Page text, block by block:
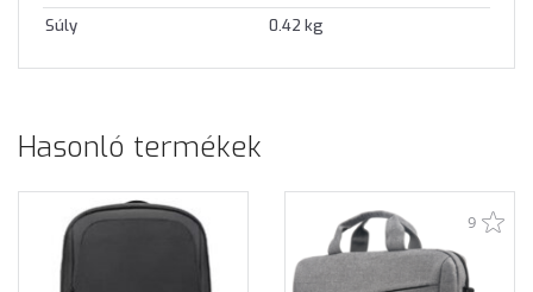
Súly
0.42 kg
Hasonló termékek
9